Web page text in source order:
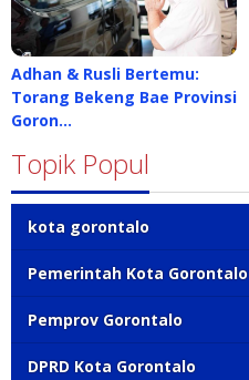
Adhan & Rusli Bertemu:
Torang Bekeng Bae Provinsi
Goron…
Topik Popul
kota gorontalo
Pemerintah Kota Gorontalo
Pemprov Gorontalo
DPRD Kota Gorontalo